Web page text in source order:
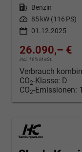
Kraftstoff Benzin
Leistung 85 kW (116 PS)
01.12.2025
26.090,– €
incl. 19% MwSt.
Verbrauch
CO2-Klasse: D
CO2-Emissionen: